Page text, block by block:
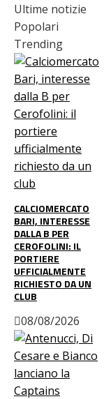
Ultime notizie
Popolari
Trending
CALCIOMERCATO
BARI, INTERESSE
DALLA B PER
CEROFOLINI: IL
PORTIERE
UFFICIALMENTE
RICHIESTO DA UN
CLUB
08/08/2026